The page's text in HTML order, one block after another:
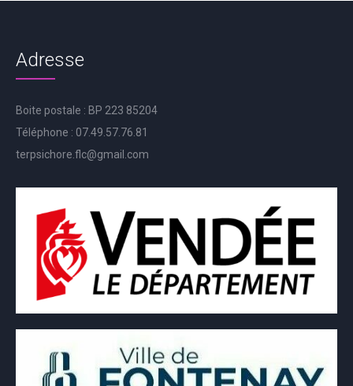
Adresse
Boite postale : BP 223 85204
Téléphone : 07.49.57.76.81
terpsichore.flc@gmail.com